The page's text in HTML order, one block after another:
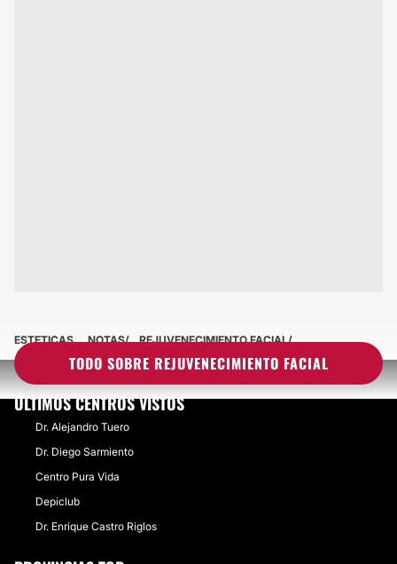
TODO SOBRE REJUVENECIMIENTO FACIAL
ESTETICAS NOTAS REJUVENECIMIENTO FACIAL
ÚLTIMOS CENTROS VISTOS
Dr. Alejandro Tuero
Dr. Diego Sarmiento
Centro Pura Vida
Depiclub
Dr. Enrique Castro Riglos